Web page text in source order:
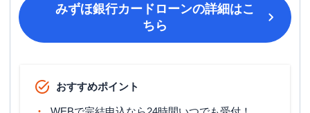
みずほ銀行カードローンの詳細はこ
ちら
おすすめポイント